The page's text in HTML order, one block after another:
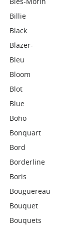
Billie
Black
Blazer-
Bleu
Bloom
Blot
Blue
Boho
Bonquart
Bord
Borderline
Boris
Bouguereau
Bouquet
Bouquets